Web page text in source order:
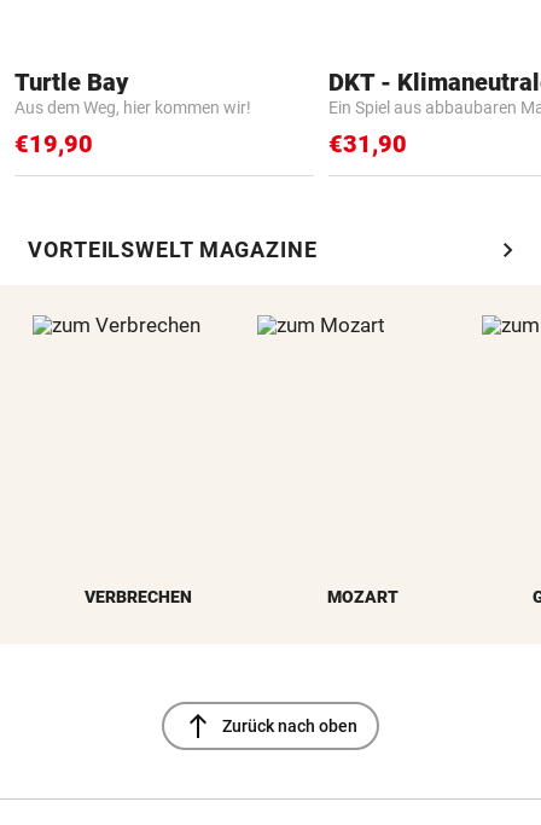
Turtle Bay
Aus dem Weg, hier kommen wir!
€19,90
Ein Spiel aus abbaubaren
€31,90
VORTEILSWELT MAGAZINE chevron_right
VERBRECHEN MOZART
north Zurück nach oben